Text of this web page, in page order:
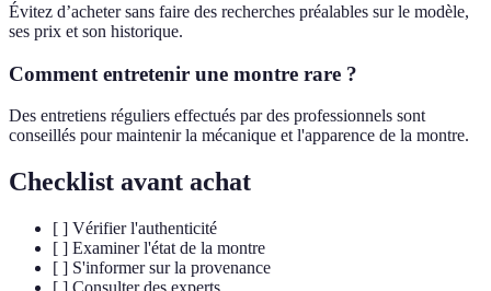
Évitez d’acheter sans faire des recherches préalables sur le modèle,
ses prix et son historique.
Comment entretenir une montre rare ?
Des entretiens réguliers effectués par des professionnels sont
conseillés pour maintenir la mécanique et l'apparence de la montre.
Checklist avant achat
[ ] Vérifier l'authenticité
[ ] Examiner l'état de la montre
[ ] S'informer sur la provenance
[ ] Consulter des experts